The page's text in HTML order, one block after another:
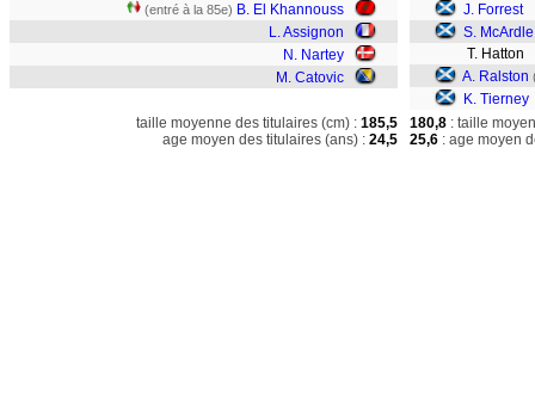
(entré à la 85e) B. El Khannouss
L. Assignon
N. Nartey
M. Catovic
J. Forrest
S. McArdle
T. Hatton
A. Ralston
K. Tierney
taille moyenne des titulaires (cm) : 185,5
age moyen des titulaires (ans) : 24,5
180,8 : taille
25,6 : age moyen